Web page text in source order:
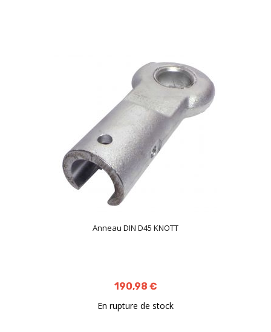
Anneau DIN D45 KNOTT
190,98 €
En rupture de stock